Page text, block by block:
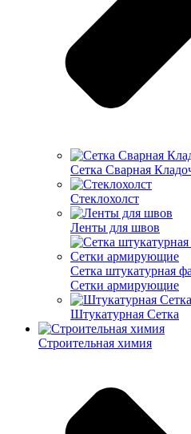
Cетка Сварная
Cтеклохолст
Ленты для швов
Сетка штукатурная
Сетки армирующие
Штукатурная Сетка
Строительная химия